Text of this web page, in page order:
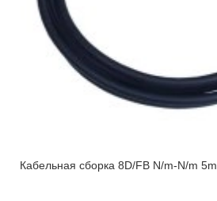
Кабельная сборка 8D/FB N/m-N/m 5m